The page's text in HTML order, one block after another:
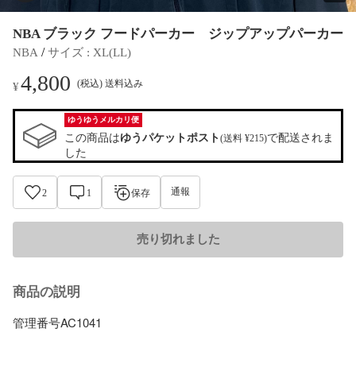
NBA ブラック フードパーカー ジップアップパーカー
NBA / サイズ : XL(LL)
¥4,800 (税込) 送料込み
ゆうゆうメルカリ便
この商品はゆうパケットポスト(送料 ¥215)で配送されま
した
2 1 保存 通報
売り切れました
商品の説明
管理番号AC1041